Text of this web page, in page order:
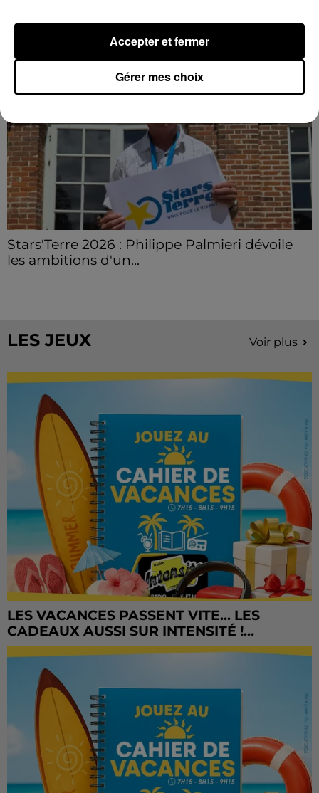
LE GRAND FORMAT Voir plus
Stars'Terre 2026 : Philippe Palmieri dévoile
les ambitions d'un...
LES JEUX Voir plus
LES VACANCES PASSENT VITE... LES
CADEAUX AUSSI SUR INTENSITÉ !...
Gérer mes choix
Accepter et fermer